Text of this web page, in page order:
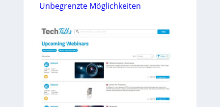
Unbegrenzte Möglichkeiten